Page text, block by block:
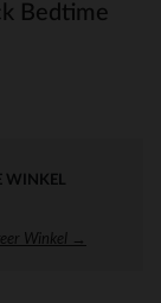
Bedtime
WINKEL
Winkel →